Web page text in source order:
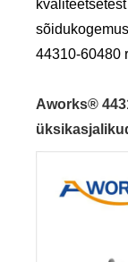
44310-60480
Aworks®